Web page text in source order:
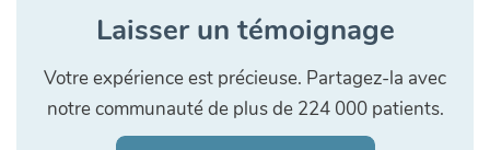
Laisser un témoignage
Votre expérience est précieuse. Partagez-la avec
notre communauté de plus de 224 000 patients.